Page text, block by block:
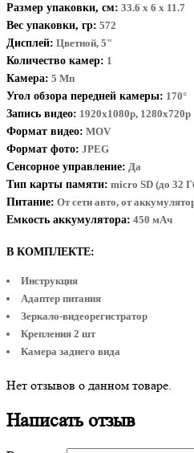
Размер упаковки, см: 33.6 x 6 x 11.7
Вес упаковки, гр: 572
Дисплей: Цветной, 5"
Количество камер: 1
Камера: 5 Мп
Угол обзора передней камеры: 170°
Запись видео: 1920x1080р, 1280x720р
Формат видео: MOV
Формат фото: JPEG
Сенсорное управление: Да
Тип карты памяти: micro SD (до 32
Питание: От сети авто, от
Емкость аккумулятора: 450 мАч
В КОМПЛЕКТЕ:
Инструкция
Адаптер питания
Зеркало-видеорегистратор
Крепления 2 шт
Камера заднего вида
Нет отзывов о данном товаре.
Написать отзыв